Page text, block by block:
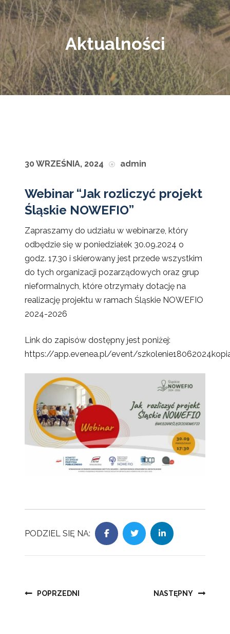
Aktualności
30 WRZEŚNIA, 2024 admin
Webinar “Jak rozliczyć projekt
Śląskie NOWEFIO”
Zapraszamy do udziału w webinarze, który
odbędzie się w poniedziałek 30.09.2024 o
godz. 17.30 i skierowany jest przede wszystkim
do tych organizacji pozarządowych oraz grup
nieformalnych, które otrzymały dotację na
realizację projektu w ramach Śląskie NOWEFIO
2024-2026
Link do zapisów dostępny jest poniżej:
https://app.evenea.pl/event/
PODZIEL SIĘ NA:
Nawigacja
POPRZEDNI NASTĘPNY